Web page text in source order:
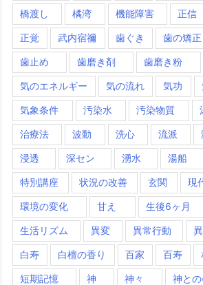
橋渡し 橘湾 機能障害 正信
正覚 武内宿禰 歯ぐき 歯の矯正
歯止め 歯磨き剤 歯磨き粉
気のエネルギー 気の流れ 気功
気象条件 汚染水 汚染物質
治療法 波動 洗心 流派
浸透 深セン 湧水 湯船
特別講座 状況の改善 玄関 現
環境の変化 甘え 生後6ヶ月
生活リズム 異変 異常行動
白寿 白檀の香り 百家 百寿
短期記憶 神 神々 神と